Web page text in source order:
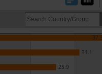
31.1
25.9